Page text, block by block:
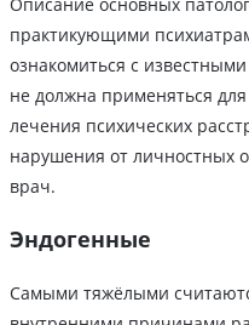
Описание основных
практикующими
ознакомиться с
не должна применяться
лечения психических
нарушения от личностных
врач.
Эндогенные
Самыми тяжёлыми